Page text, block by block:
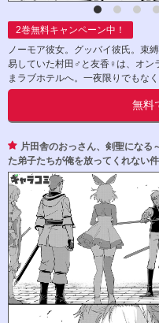
2巻無料キャンペーン中！
ノーモア彼女。グッバイ彼氏。束
易していた村田♂と友香♀は、オン
まラブホテルへ。一夜限りでもな
無料
片田舎のおっさん、剣聖になる
た弟子たちが俺を放ってくれない